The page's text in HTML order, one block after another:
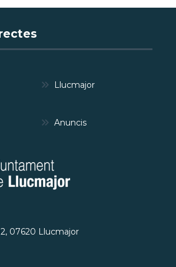
Llucmajor
Anuncis
07620 Llucmajor